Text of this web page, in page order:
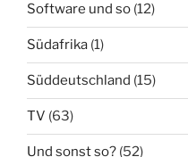
Software und so (12)
Südafrika (1)
Süddeutschland (15)
TV (63)
Und sonst so? (52)